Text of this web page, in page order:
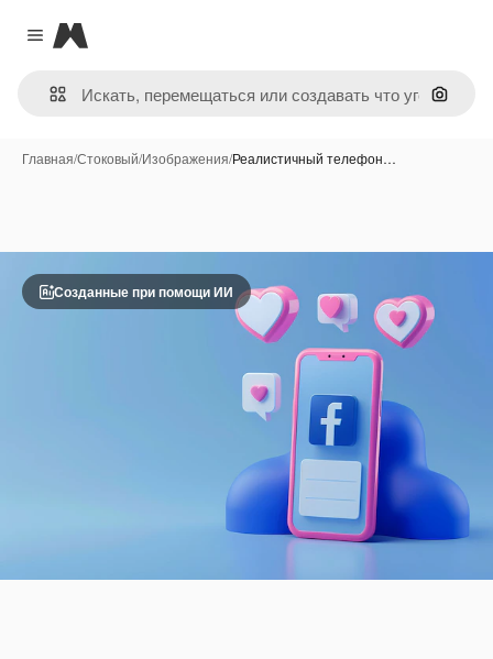
Close menu
Magnific
Поиск
Главная/Стоковый/Изображения/Реалистичный телефон…
Созданные при помощи ИИ